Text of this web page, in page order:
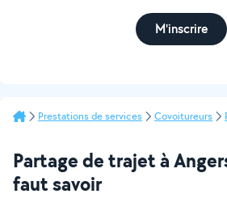
M'inscrire
Prestations de services Covoitureurs
Partage de trajet à
faut savoir